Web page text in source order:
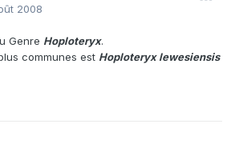
2008
Genre Hoploteryx.
communes est Hoploteryx lewesiensis